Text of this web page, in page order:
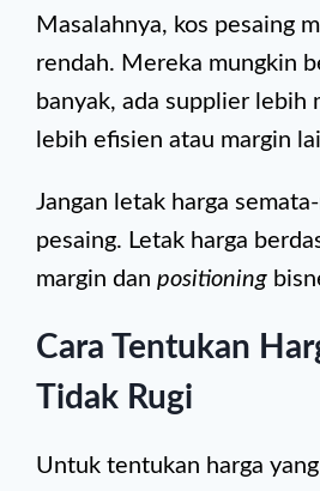
Masalahnya, kos pesaing
rendah. Mereka mungkin
banyak, ada supplier lebih
lebih efisien atau margin
Jangan letak harga
pesaing. Letak harga
margin dan positioning
Cara Tentukan
Tidak Rugi
Untuk tentukan harga